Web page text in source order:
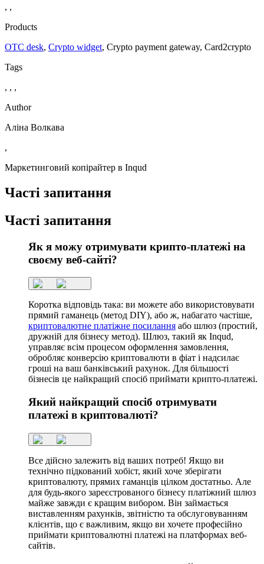
, ,
Products
OTC desk, Crypto widget, Сrypto payment gateway, Сard2crypto
Tags
, , ,
Author
Аліна Волкава
,
Маркетинговий копірайтер в Inqud
Часті запитання
Часті запитання
Як я можу отримувати крипто-платежі на
своєму веб-сайті?
Коротка відповідь така: ви можете або використовувати
прямий гаманець (метод DIY), або ж, набагато частіше,
криптовалютне платіжне посилання або шлюз (простий,
дружній для бізнесу метод). Шлюз, такий як Inqud,
управляє всім процесом оформлення замовлення,
обробляє конверсію криптовалюти в фіат і надсилає
гроші на ваш банківський рахунок. Для більшості
бізнесів це найкращий спосіб приймати крипто-платежі.
Який найкращий спосіб отримувати
платежі в криптовалюті?
Все дійсно залежить від ваших потреб! Якщо ви
технічно підкований хобіст, який хоче зберігати
криптовалюту, прямих гаманців цілком достатньо. Але
для будь-якого зареєстрованого бізнесу платіжний шлюз
майже завжди є кращим вибором. Він займається
виставленням рахунків, звітністю та обслуговуванням
клієнтів, що є важливим, якщо ви хочете професійно
приймати криптовалютні платежі на платформах веб-
сайтів.